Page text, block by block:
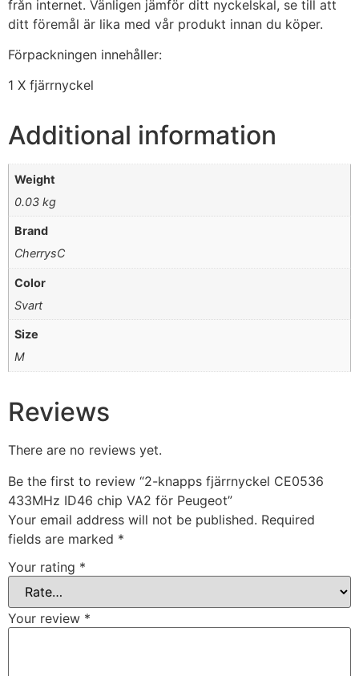
från internet. Vänligen jämför ditt nyckelskal, se till att
ditt föremål är lika med vår produkt innan du köper.
Förpackningen innehåller:
1 X fjärrnyckel
Additional information
Weight
0.03 kg
Brand
CherrysC
Color
Svart
Size
M
Reviews
There are no reviews yet.
Be the first to review “2-knapps fjärrnyckel CE0536
433MHz ID46 chip VA2 för Peugeot”
Your email address will not be published. Required
fields are marked *
Your rating *
Your review *